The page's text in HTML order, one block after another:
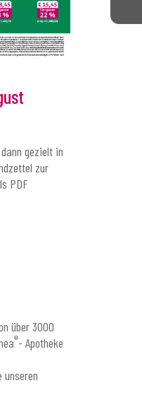
gezielt in
zur
PDF
über 3000
®- Apotheke